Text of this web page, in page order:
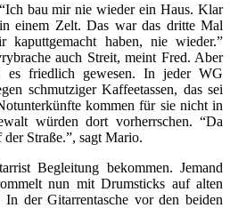
bau mir nie wieder ein Haus. Klar
einem Zelt. Das war das dritte Mal
haben, nie wieder.”
auch Streit, meint Fred. Aber
es friedlich gewesen. In jeder WG
schmutziger Kaffeetassen, das sei
kommen für sie nicht in
würden dort vorherrschen. “Da
Straße.”, sagt Mario.
Begleitung bekommen. Jemand
nun mit Drumsticks auf alten
der Gitarrentasche vor den beiden